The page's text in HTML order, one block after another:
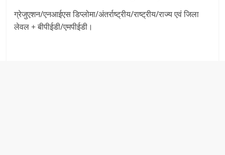
ग्रेजुएशन/एनआईएस डिप्लोमा/अंतर्राष्ट्रीय/राष्ट्रीय/राज्य एवं जिला
लेवल + बीपीईडी/एमपीईडी।